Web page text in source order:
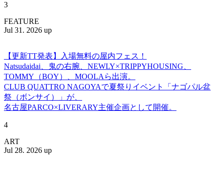
3
FEATURE
Jul 31. 2026 up
【更新TT発表】入場無料の屋内フェス！
Natsudaidai、鬼の右腕、NEWLY×TRIPPYHOUSING、
TOMMY（BOY）、MOOLAら出演。
CLUB QUATTRO NAGOYAで夏祭りイベント「ナゴパル盆
祭（ボンサイ）」が、
名古屋PARCO×LIVERARY主催企画として開催。
4
ART
Jul 28. 2026 up